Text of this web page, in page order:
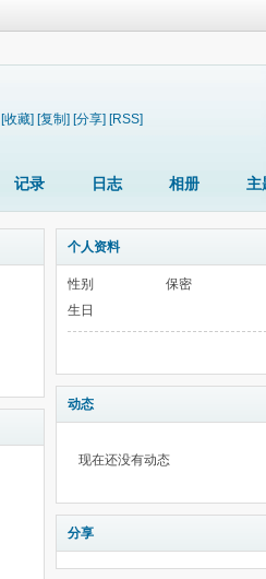
[收藏] [复制] [分享] [RSS]
记录 日志 相册 主
个人资料
性别
保密
生日
动态
现在还没有动态
分享